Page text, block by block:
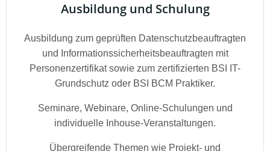
Ausbildung und Schulung
Ausbildung zum geprüften Datenschutzbeauftragten
und Informationssicherheitsbeauftragten mit
Personenzertifikat sowie zum zertifizierten BSI IT-
Grundschutz oder BSI BCM Praktiker.
Seminare, Webinare, Online-Schulungen und
individuelle Inhouse-Veranstaltungen.
Übergreifende Themen wie Projekt- und